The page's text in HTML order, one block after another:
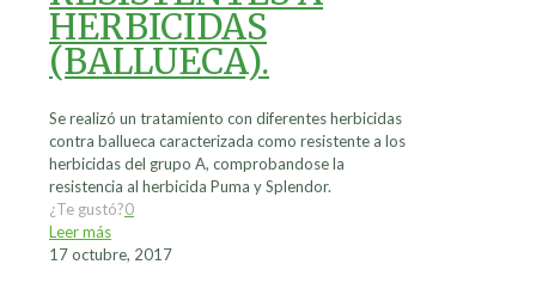
HERBICIDAS
(BALLUECA).
Se realizó un tratamiento con diferentes herbicidas
contra ballueca caracterizada como resistente a los
herbicidas del grupo A, comprobandose la
resistencia al herbicida Puma y Splendor.
¿Te gustó?0
Leer más
17 octubre, 2017